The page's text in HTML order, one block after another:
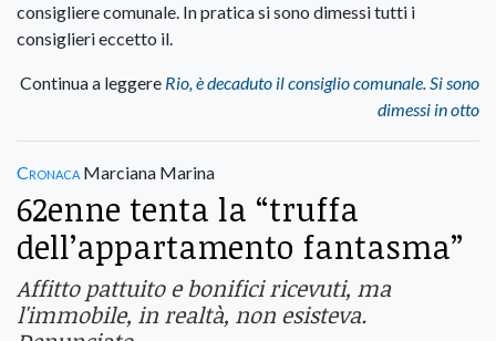
consigliere comunale. In pratica si sono dimessi tutti i
consiglieri eccetto il.
Continua a leggere Rio, è decaduto il consiglio comunale. Si sono
dimessi in otto
Cronaca Marciana Marina
62enne tenta la “truffa
dell’appartamento fantasma”
Affitto pattuito e bonifici ricevuti, ma
l'immobile, in realtà, non esisteva.